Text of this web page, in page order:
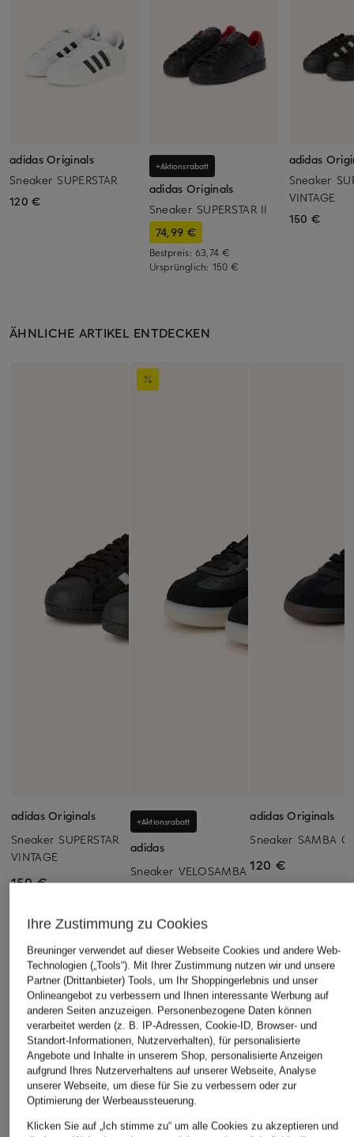
adidas Originals
Sneaker SUPERSTAR
120 €
+Aktionsrabatt
adidas Originals
Sneaker SUPERSTAR II
74,99 €
Bestpreis: 63,74 €
Ursprünglich: 150 €
adidas
Sneaker
VINTAGE
150 €
ÄHNLICHE ARTIKEL ENTDECKEN
adidas Originals
Sneaker SUPERSTAR
VINTAGE
150 €
+Aktionsrabatt
adidas
Sneaker VELOSAMBA
98,99 €
Ursprünglich:140 €
adidas Originals
Sneaker SAMBA
120 €
Weitere Kategorien
Ihre Zustimmung zu Cookies
Breuninger verwendet auf dieser Webseite Cookies und andere Web-
Technologien („Tools“). Mit Ihrer Zustimmung nutzen wir und unsere
Partner (Drittanbieter) Tools, um Ihr Shoppingerlebnis und unser
Onlineangebot zu verbessern und Ihnen interessante Werbung auf
anderen Seiten anzuzeigen. Personenbezogene Daten können
verarbeitet werden (z. B. IP-Adressen, Cookie-ID, Browser- und
Standort-Informationen, Nutzerverhalten), für personalisierte
Angebote und Inhalte in unserem Shop, personalisierte Anzeigen
aufgrund Ihres Nutzerverhaltens auf unserer Webseite, Analyse
unserer Webseite, um diese für Sie zu verbessern oder zur
Optimierung der Werbeaussteuerung.
Klicken Sie auf „Ich stimme zu“ um alle Cookies zu akzeptieren und